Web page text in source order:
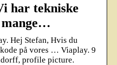
har tekniske
mange…
Hej Stefan, Hvis du
på vores … Viaplay. 9
profile picture.